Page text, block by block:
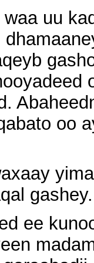
uu
oo
gashey.
ee